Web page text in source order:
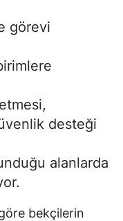
görevi
desteği
alanlarda
bekçilerin